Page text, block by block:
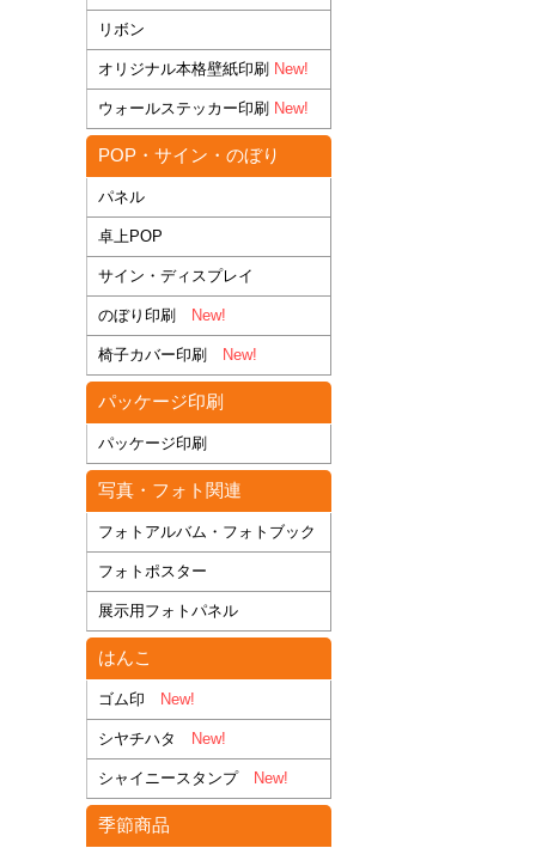
リボン
オリジナル本格壁紙印刷 New!
ウォールステッカー印刷 New!
POP・サイン・のぼり
パネル
卓上POP
サイン・ディスプレイ
のぼり印刷 New!
椅子カバー印刷 New!
パッケージ印刷
パッケージ印刷
写真・フォト関連
フォトアルバム・フォトブック
フォトポスター
展示用フォトパネル
はんこ
ゴム印 New!
シヤチハタ New!
シャイニースタンプNew!
季節商品